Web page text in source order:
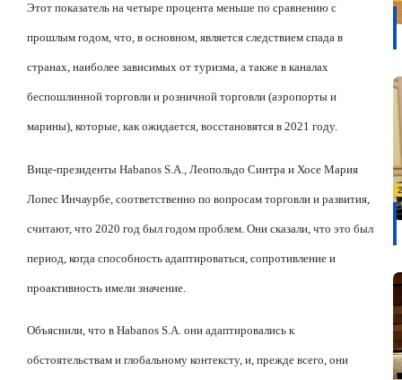
Этот показатель на четыре процента меньше по сравнению с
прошлым годом, что, в основном, является следствием спада в
странах, наиболее зависимых от туризма, а также в каналах
беспошлинной торговли и розничной торговли (аэропорты и
марины), которые, как ожидается, восстановятся в 2021 году.
Вице-президенты Habanos S.A., Леопольдо Синтра и Хосе Мария
Лопес Инчаурбе, соответственно по вопросам торговли и развития,
считают, что 2020 год был годом проблем. Они сказали, что это был
период, когда способность адаптироваться, сопротивление и
проактивность имели значение.
Объяснили, что в Habanos S.A. они адаптировались к
обстоятельствам и глобальному контексту, и, прежде всего, они